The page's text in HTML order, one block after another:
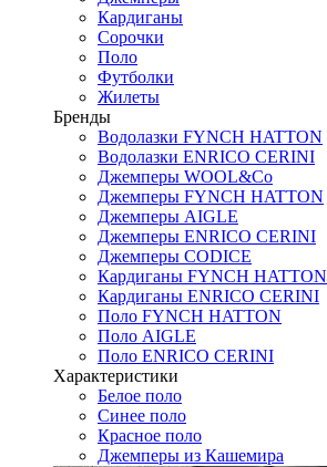
Кардиганы
Сорочки
Поло
Футболки
Жилеты
Бренды
Водолазки FYNCH HATTON
Водолазки ENRICO CERINI
Джемперы WOOL&Co
Джемперы FYNCH HATTON
Джемперы AIGLE
Джемперы ENRICO CERINI
Джемперы CODICE
Кардиганы FYNCH HATTON
Кардиганы ENRICO CERINI
Поло FYNCH HATTON
Поло AIGLE
Поло ENRICO CERINI
Характеристики
Белое поло
Синее поло
Красное поло
Джемперы из Кашемира